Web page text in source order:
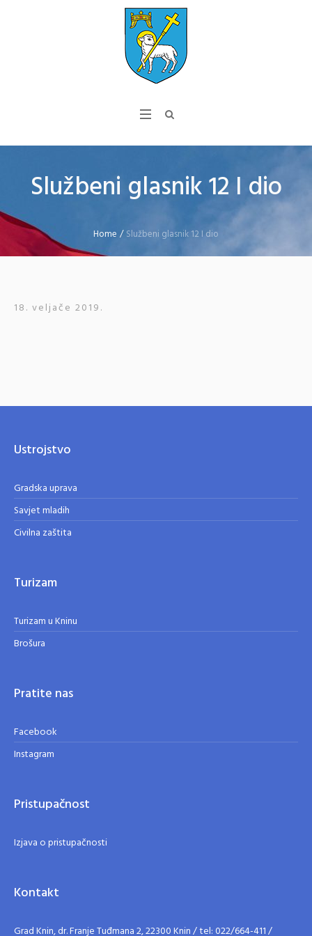
Službeni glasnik 12 I dio
Home /Službeni glasnik 12 I dio
18. veljače 2019.
Ustrojstvo
Gradska uprava
Savjet mladih
Civilna zaštita
Turizam
Turizam u Kninu
Brošura
Pratite nas
Facebook
Instagram
Pristupačnost
Izjava o pristupačnosti
Kontakt
Grad Knin, dr. Franje Tuđmana 2, 22300 Knin / tel: 022/664-411 /